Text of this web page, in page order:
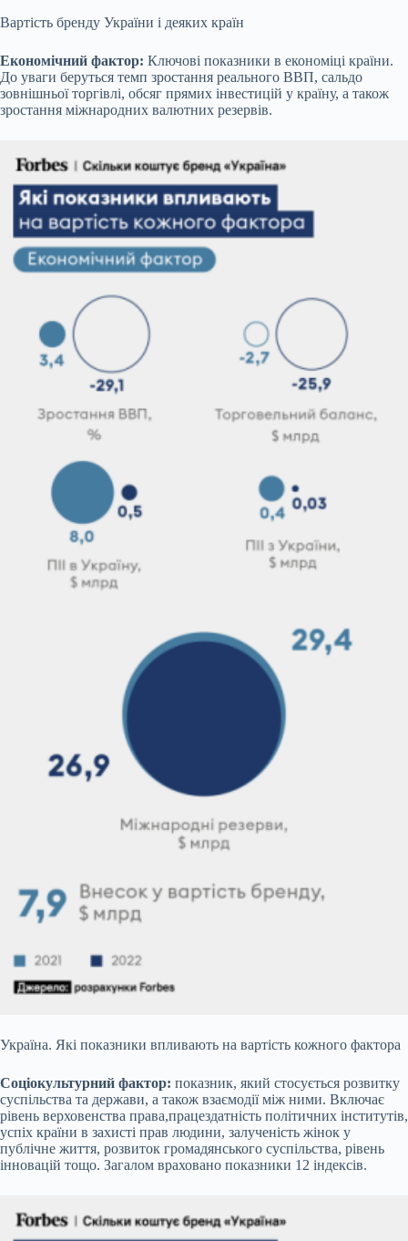
Вартість бренду України і деяких країн
Економічний фактор: Ключові показники в економіці країни.
До уваги беруться темп зростання реального ВВП, сальдо
зовнішньої торгівлі, обсяг прямих інвестицій у країну, а також
зростання міжнародних валютних резервів.
Україна. Які показники впливають на вартість кожного фактора
Соціокультурний фактор: показник, який стосується розвитку
суспільства та держави, а також взаємодії між ними. Включає
рівень верховенства права,працездатність політичних інститутів,
успіх країни в захисті прав людини, залученість жінок у
публічне життя, розвиток громадянського суспільства, рівень
інновацій тощо. Загалом враховано показники 12 індексів.